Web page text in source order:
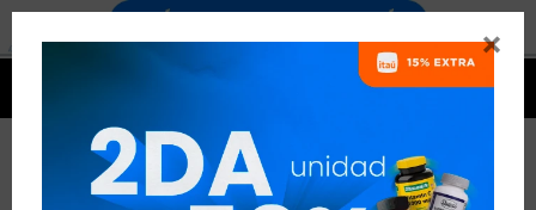

BARRAS DE PROTEÍNA EN SALE